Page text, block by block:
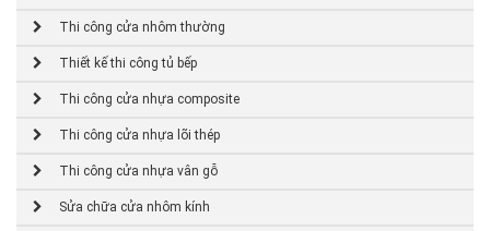
Thi công cửa nhôm thường
Thiết kế thi công tủ bếp
Thi công cửa nhựa composite
Thi công cửa nhựa lõi thép
Thi công cửa nhựa vân gỗ
Sửa chữa cửa nhôm kính